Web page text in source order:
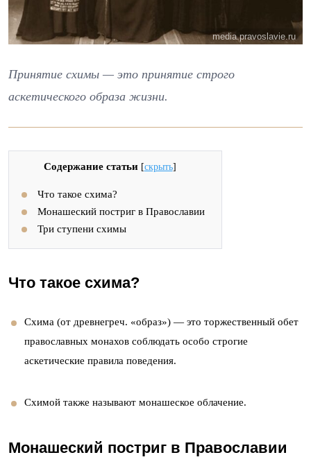
media.pravoslavie.ru
Принятие схимы — это принятие строго
аскетического образа жизни.
Содержание статьи [скрыть]
Что такое схима?
Монашеский постриг в Православии
Три ступени схимы
Что такое схима?
Схима (от древнегреч. «образ») — это торжественный обет
православных монахов соблюдать особо строгие
аскетические правила поведения.
Схимой также называют монашеское облачение.
Монашеский постриг в Православии